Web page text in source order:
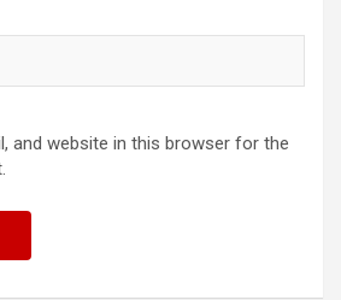
and website in this browser for the